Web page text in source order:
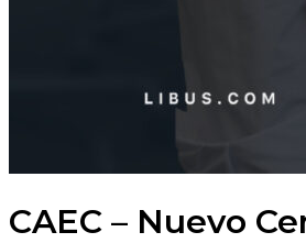
CAEC – Nuevo